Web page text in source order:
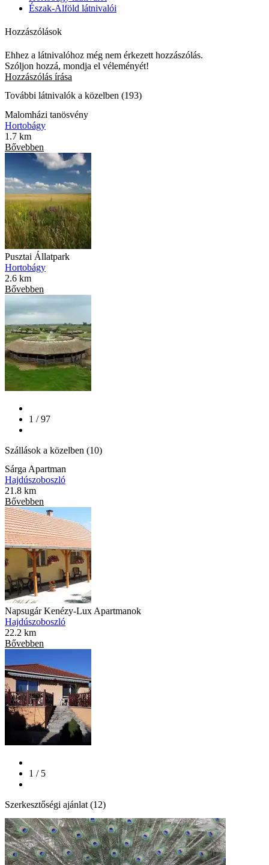
Észak-Alföld látnivalói
Hozzászólások
Ehhez a látnivalóhoz még nem érkezett hozzászólás.
Szóljon hozzá, mondja el véleményét!
Hozzászólás írása
További látnivalók a közelben (193)
Malomházi tanösvény
Hortobágy
1.7 km
Bővebben
Pusztai Állatpark
Hortobágy
2.6 km
Bővebben
1 / 97
Szállások a közelben (10)
Sárga Apartman
Hajdúszoboszló
21.8 km
Bővebben
Napsugár Kenézy-Lux Apartmanok
Hajdúszoboszló
22.2 km
Bővebben
1 / 5
Szerkesztőségi ajánlat (12)